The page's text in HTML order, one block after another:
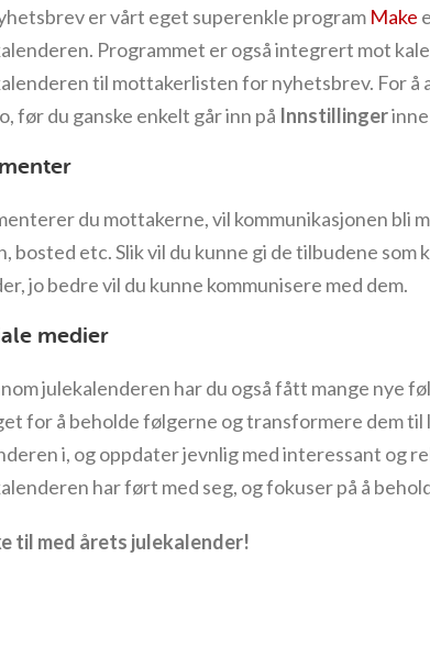
er vårt eget superenkle program Make
Programmet er også integrert mot
til mottakerlisten for nyhetsbrev. For
før du ganske enkelt går inn på Innstillinger
du mottakerne, vil kommunikasjonen bli
bosted etc. Slik vil du kunne gi de tilbudene
jo bedre vil du kunne kommunisere med dem.
medier
julekalenderen har du også fått mange nye
for å beholde følgerne og transformere dem
i, og oppdater jevnlig med interessant og
har ført med seg, og fokuser på å
til med årets julekalender!